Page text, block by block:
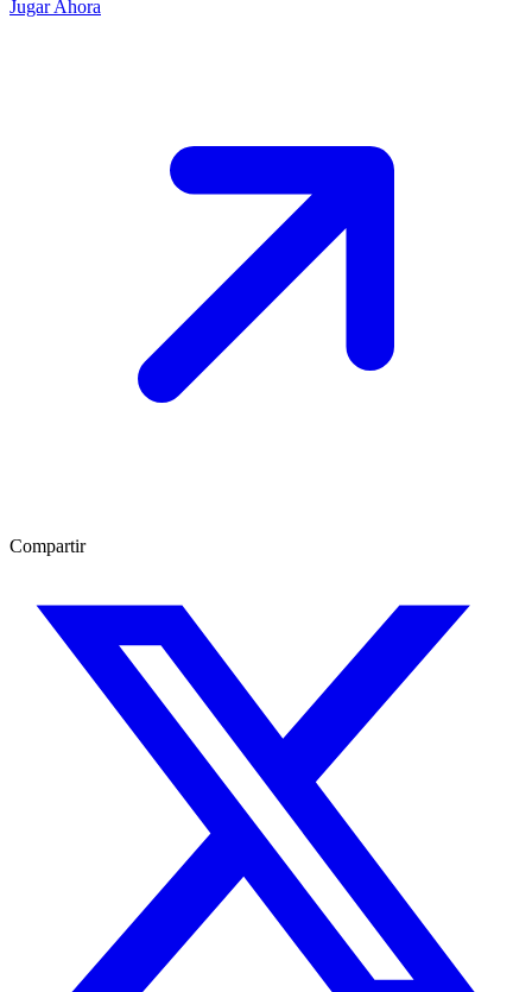
Jugar Ahora
Compartir